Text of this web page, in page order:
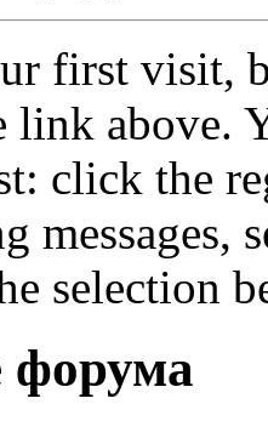
first visit,
link above.
click the
messages,
selection
форума